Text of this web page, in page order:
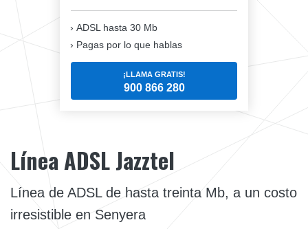
ADSL hasta 30 Mb
Pagas por lo que hablas
¡LLAMA GRATIS!
900 866 280
Línea ADSL Jazztel
Línea de ADSL de hasta treinta Mb, a un costo
irresistible en Senyera